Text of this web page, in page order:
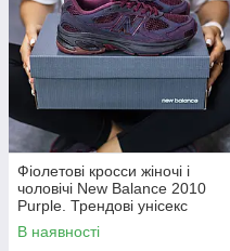
Фіолетові кросси жіночі і
чоловічі New Balance 2010
Purple. Трендові унісекс
кроссівки Нью Беленс 2010.
В наявності